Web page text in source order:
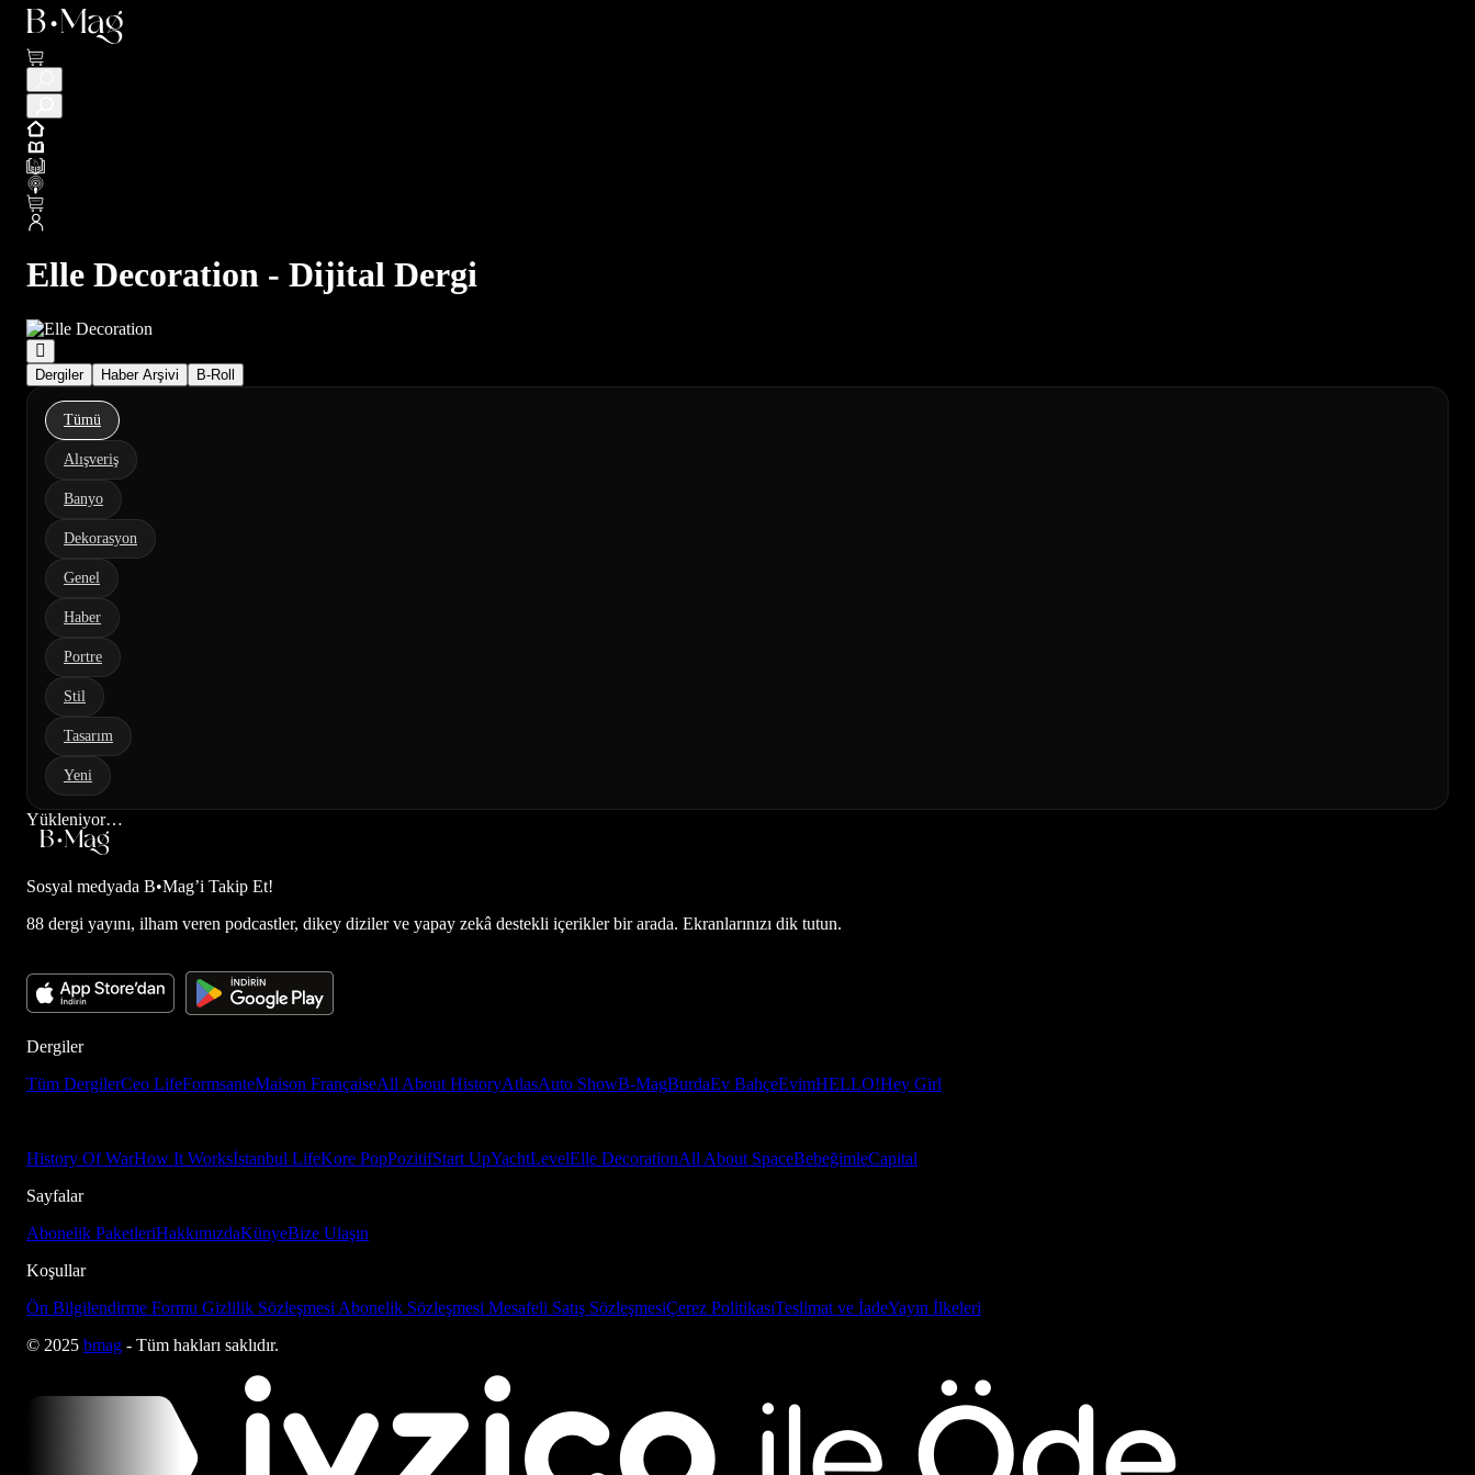
Elle Decoration - Dijital Dergi
Dergiler Haber Arşivi B-Roll
Tümü
Alışveriş
Banyo
Dekorasyon
Genel
Haber
Portre
Stil
Tasarım
Yeni
Yükleniyor…
Sosyal medyada B•Mag’i Takip Et!
88 dergi yayını, ilham veren podcastler, dikey diziler ve yapay zekâ destekli içerikler bir arada. Ekranlarınızı dik tutun.
Dergiler
Tüm DergilerCeo LifeFormsanteMaison FrançaiseAll About HistoryAtlasAuto ShowB-MagBurdaEv BahçeEvimHELLO!Hey Girl
History Of WarHow It Worksİstanbul LifeKore PopPozitifStart UpYachtLevelElle DecorationAll About SpaceBebeğimleCapital
Sayfalar
Abonelik PaketleriHakkımızdaKünyeBize Ulaşın
Koşullar
Ön Bilgilendirme Formu Gizlilik Sözleşmesi Abonelik Sözleşmesi Mesafeli Satış SözleşmesiÇerez PolitikasıTeslimat ve İadeYayın İlkeleri
© 2025 bmag - Tüm hakları saklıdır.